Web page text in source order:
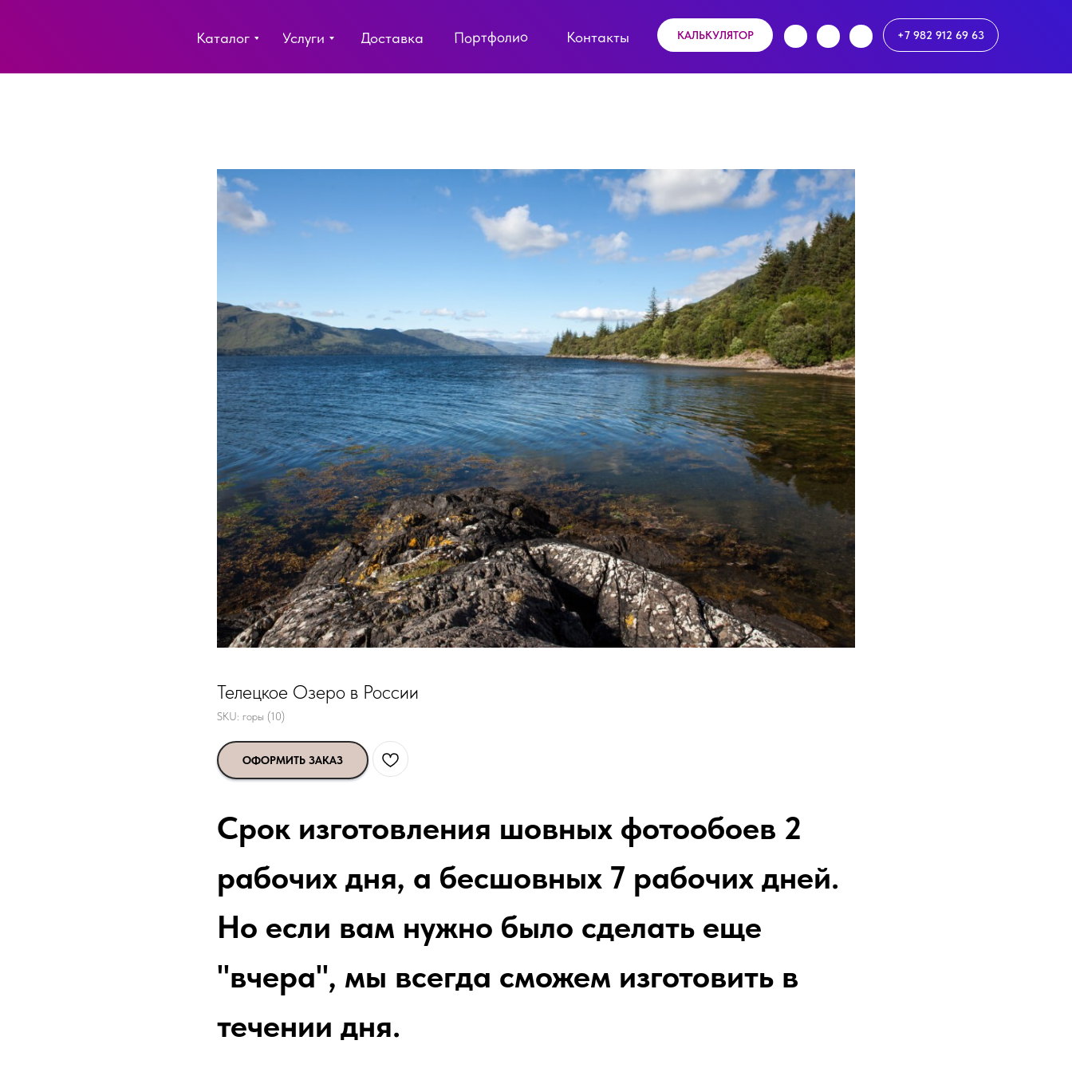
Контакты
Портфолио
Доставка
Услуги
Каталог +7 982 912 69 63
КАЛЬКУЛЯТОР
Телецкое Озеро в России
SKU: горы (10)
ОФОРМИТЬ ЗАКАЗ
Срок изготовления шовных фотообоев 2
рабочих дня, а бесшовных 7 рабочих дней.
Но если вам нужно было сделать еще
"вчера", мы всегда сможем изготовить в
течении дня.